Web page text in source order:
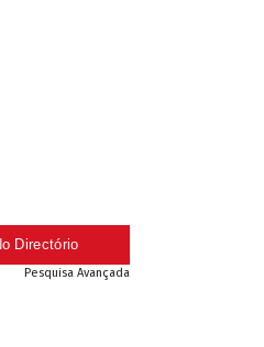
Pesquisa Avançada